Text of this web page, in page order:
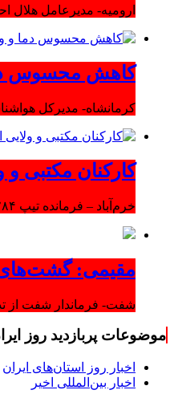
ارومیه- مدیرعامل هلال احمر
کاهش محسوس
کرمانشاه- مدیرکل
کارکنان مکتبی
خرم‌آباد – فرمانده تیپ ۲۸۴ شهید رستمی نزاجا، تأکید کرد: کارکنان مکتبی و ولایی ارتش مجهز به سلاح ایمان و معنویت هستند.
مقیمی: گشت‌های
شفت- فرماندار شفت از
موضوعات پربازدید روز
اخبار روز استان‌های ایران
اخبار بین‌المللی اخیر